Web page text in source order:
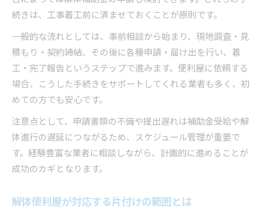
続きは、工事着工前に済ませておくことが原則です。
一般的な流れとしては、事前相談から始まり、現地調査・見
積もり・契約締結、その後に各種申請・届け出を行い、着
工・完了報告というステップで進みます。便利屋に依頼する
場合、こうした手続きをサポートしてくれる業者も多く、初
めての方でも安心です。
注意点として、申請書類の不備や提出遅れは補助金受給や解
体進行の遅延につながるため、スケジュール管理が重要で
す。経験豊富な業者に相談しながら、計画的に進めることが
成功のカギとなります。
解体便利屋が対応する片付けの範囲とは